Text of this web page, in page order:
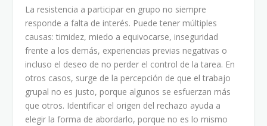
La resistencia a participar en grupo no siempre
responde a falta de interés. Puede tener múltiples
causas: timidez, miedo a equivocarse, inseguridad
frente a los demás, experiencias previas negativas o
incluso el deseo de no perder el control de la tarea. En
otros casos, surge de la percepción de que el trabajo
grupal no es justo, porque algunos se esfuerzan más
que otros. Identificar el origen del rechazo ayuda a
elegir la forma de abordarlo, porque no es lo mismo